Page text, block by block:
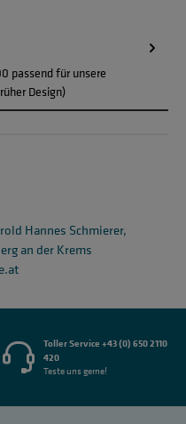
passend für unsere
Design)
Hannes Schmierer,
an der Krems
Toller Service +43 (0) 650 2110
420
Teste uns gerne!